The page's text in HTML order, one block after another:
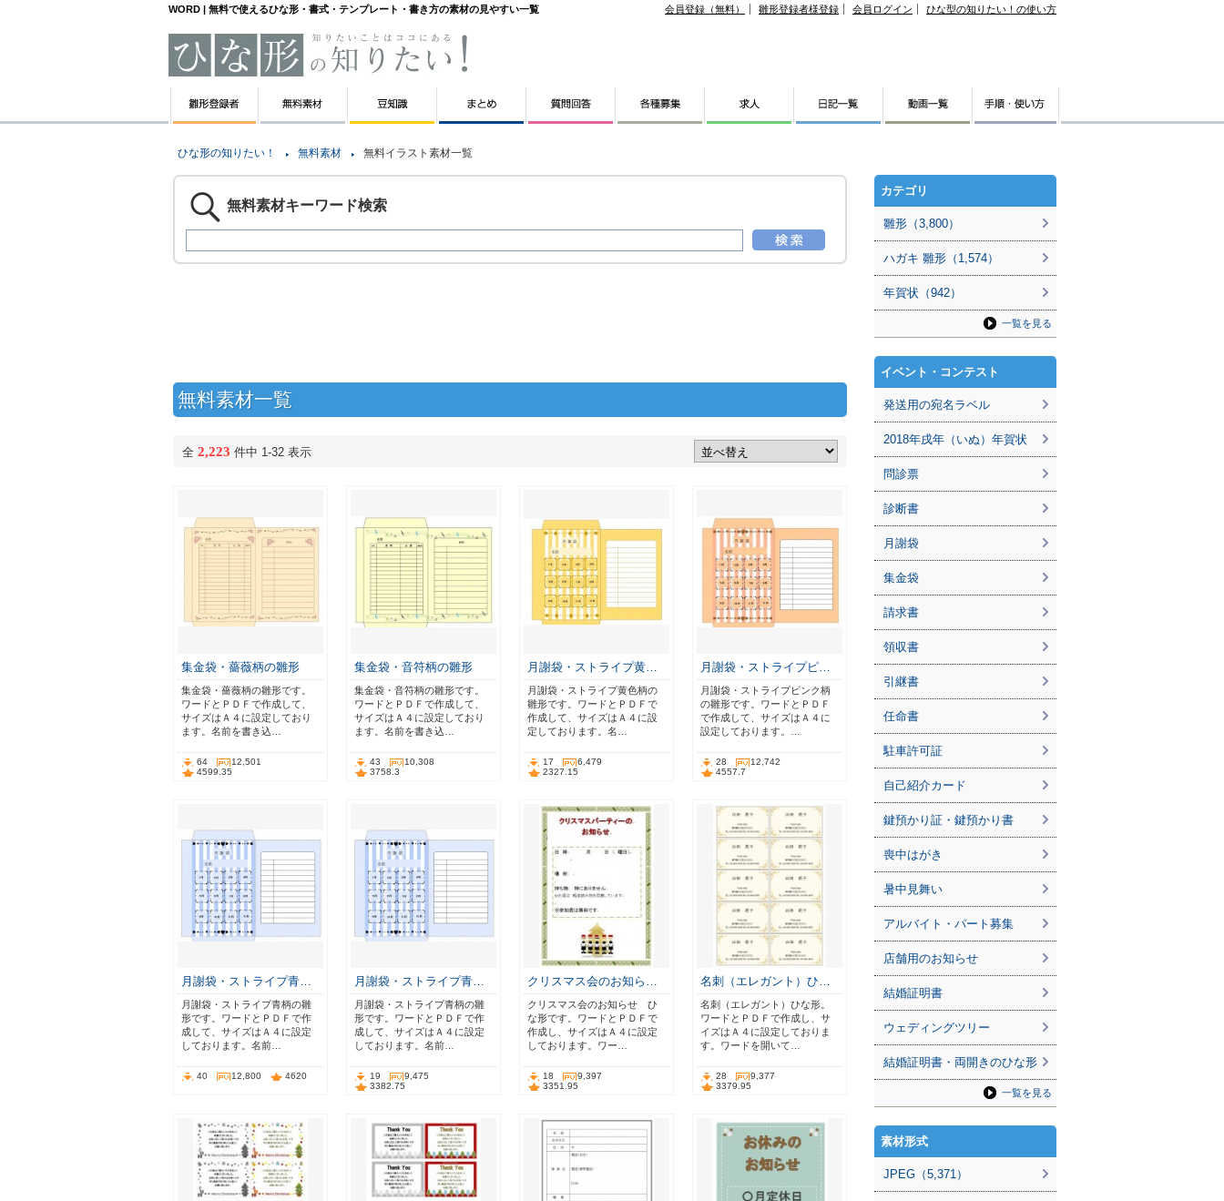
WORD | 無料で使えるひな形・書式・テンプレート・書き方の素材の見やすい一覧 会員登録（無料） 雛形登録者様登録 会員ログイン ひな型の知りたい！の使い方
ひな形の知りたい！ 無料素材 無料イラスト素材一覧
無料素材キーワード検索
無料素材一覧
全 2,223 件中 1-32 表示
集金袋・薔薇柄の雛形
集金袋・薔薇柄の雛形です。
ワードとＰＤＦで作成して、
サイズはＡ４に設定しており
ます。名前を書き込…
64
12,501
4599.35
集金袋・音符柄の雛形
集金袋・音符柄の雛形です。
ワードとＰＤＦで作成して、
サイズはＡ４に設定しており
ます。名前を書き込…
43
10,308
3758.3
月謝袋・ストライプ黄…
月謝袋・ストライプ黄色柄の
雛形です。ワードとＰＤＦで
作成して、サイズはＡ４に設
定しております。名…
17
6,479
2327.15
月謝袋・ストライプピ…
月謝袋・ストライプピンク柄
の雛形です。ワードとＰＤＦ
で作成して、サイズはＡ４に
設定しております。…
28
12,742
4557.7
月謝袋・ストライプ青…
月謝袋・ストライプ青柄の雛
形です。ワードとＰＤＦで作
成して、サイズはＡ４に設定
しております。名前…
40 12,800 4620
月謝袋・ストライプ青…
月謝袋・ストライプ青柄の雛
形です。ワードとＰＤＦで作
成して、サイズはＡ４に設定
しております。名前…
19
9,475
3382.75
クリスマス会のお知ら…
クリスマス会のお知らせ ひ
な形です。ワードとＰＤＦで
作成し、サイズはＡ４に設定
しております。ワー…
18
9,397
3351.95
名刺（エレガント）ひ…
名刺（エレガント）ひな形。
ワードとＰＤＦで作成し、サ
イズはＡ４に設定しておりま
す。ワードを開いて…
28
9,377
3379.95
カテゴリ
雛形（3,800）
ハガキ 雛形（1,574）
年賀状（942）
一覧を見る
イベント・コンテスト
発送用の宛名ラベル
2018年戌年（いぬ）年賀状
問診票
診断書
月謝袋
集金袋
請求書
領収書
引継書
任命書
駐車許可証
自己紹介カード
鍵預かり証・鍵預かり書
喪中はがき
暑中見舞い
アルバイト・パート募集
店舗用のお知らせ
結婚証明書
ウェディングツリー
結婚証明書・両開きのひな形
一覧を見る
素材形式
JPEG（5,371）